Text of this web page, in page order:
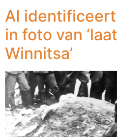
AI
in foto van
Winnitsa’